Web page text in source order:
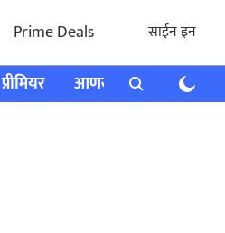
Prime Deals साईन इन
प्रीमियर आणखी राशी भविष्य